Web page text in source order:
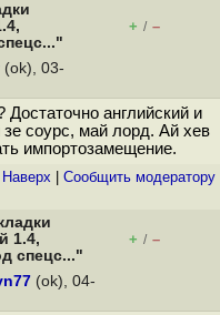
+ / –
(ok), 03-
английский и
соурс, май лорд. Ай хев
импортозамещение.
Наверх Cообщить модератору
1.4,
спецс..."
+ / –
(ok), 04-